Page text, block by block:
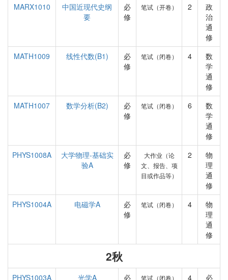
MARX1010
中国近现代史纲
要
必
修
笔试（开卷） 2
政
治
通
修
MATH1009
线性代数(B1)
必
修
笔试（闭卷） 4
数
学
通
修
MATH1007
数学分析(B2)
必
修
笔试（闭卷） 6
数
学
通
修
PHYS1008A
大学物理-基础实
验A
必
修
大作业（论
文、报告、项
目或作品等）
2
物
理
通
修
PHYS1004A
电磁学A
必
修
笔试（闭卷） 4
物
理
通
修
2秋
PHYS1003A 光学A
必
笔试（闭卷） 4
必